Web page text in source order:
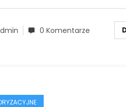
0 Komentarze